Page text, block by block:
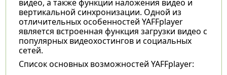
видео, а также функции наложения видео и
вертикальной синхронизации. Одной из
отличительных особенностей YAFFplayer
является встроенная функция загрузки видео с
популярных видеохостингов и социальных
сетей.
Список основных возможностей YAFFplayer: